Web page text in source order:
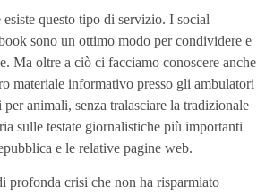
questo tipo di servizio. I social
sono un ottimo modo per condividere e
Ma oltre a ciò ci facciamo conoscere anche
materiale informativo presso gli ambulatori
animali, senza tralasciare la tradizionale
sulle testate giornalistiche più importanti
e le relative pagine web.
profonda crisi che non ha risparmiato